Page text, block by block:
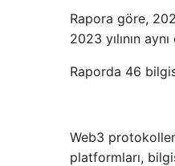
Rapora göre,
2023 yılının
Raporda 46
Web3
platformları,